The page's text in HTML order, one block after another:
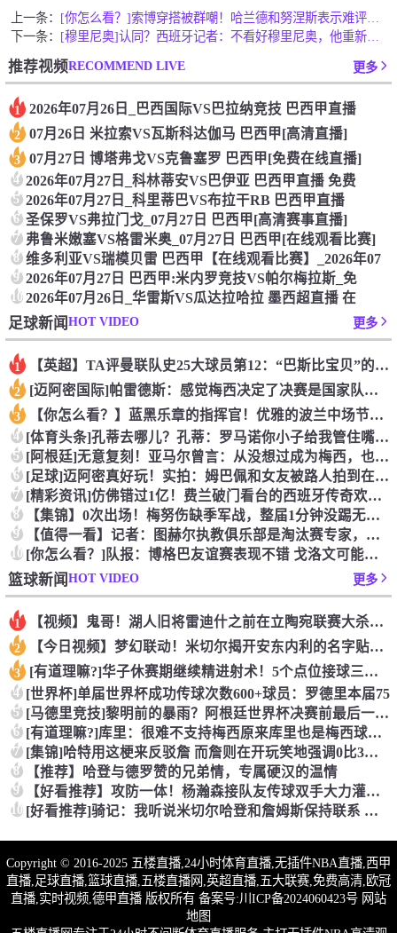
上一条：
[你怎么看？]索博穿搭被群嘲！哈兰德和努涅斯表示难评，埃基蒂
下一条：
[穆里尼奥]认同？西班牙记者：不看好穆里尼奥，他重新执教皇马
推荐视频RECOMMEND LIVE 更多
1 2026年07月26日_巴西国际VS巴拉纳竞技 巴西甲直播
2 07月26日 米拉索VS瓦斯科达伽马 巴西甲[高清直播]
3 07月27日 博塔弗戈VS克鲁塞罗 巴西甲[免费在线直播]
4 2026年07月27日_科林蒂安VS巴伊亚 巴西甲直播 免费
5 2026年07月27日_科里蒂巴VS布拉干RB 巴西甲直播
6 圣保罗VS弗拉门戈_07月27日 巴西甲[高清赛事直播]
7 弗鲁米嫩塞VS格雷米奥_07月27日 巴西甲[在线观看比赛]
8 维多利亚VS瑞模贝雷 巴西甲【在线观看比赛】_2026年07
9 2026年07月27日 巴西甲:米内罗竞技VS帕尔梅拉斯_免
102026年07月26日_华雷斯VS瓜达拉哈拉 墨西超直播 在
足球新闻HOT VIDEO 更多
1 【英超】TA评曼联队史25大球员第12：“巴斯比宝贝”的绝佳
2 [迈阿密国际]帕雷德斯：感觉梅西决定了决赛是国家队最后一战，
3 【你怎么看？】蓝黑乐章的指挥官！优雅的波兰中场节拍器！
4 [体育头条]孔蒂去哪儿？孔蒂：罗马诺你小子给我管住嘴哈！
5 [阿根廷]无意复刻！亚马尔曾言：从没想过成为梅西，也不会穿他
6 [足球]迈阿密真好玩！实拍：姆巴佩和女友被路人拍到在夜店狂欢
7 [精彩资讯]仿佛错过1亿！费兰破门看台的西班牙传奇欢呼，拉莫
8 【集锦】0次出场！梅努伤缺季军战，整届1分钟没踢无缘世界杯首
9 【值得一看】记者：图赫尔执教俱乐部是淘汰赛专家，但在真正压力
10 [你怎么看？]队报：博格巴友谊赛表现不错 戈洛文可能加盟沙特
篮球新闻HOT VIDEO 更多
1 【视频】鬼哥！湖人旧将雷迪什之前在立陶宛联赛大杀四方
2 【今日视频】梦幻联动！米切尔揭开安东内利的名字贴纸！
3 [有道理嘛?]华子休赛期继续精进射术！5个点位接球三分全部命
4 [世界杯]单届世界杯成功传球次数600+球员：罗德里本届75
5 [马德里竞技]黎明前的暴雨？阿根廷世界杯决赛前最后一堂训练课
6 [有道理嘛?]库里：很难不支持梅西原来库里也是梅西球迷！
7 [集锦]哈特用这梗来反驳詹 而詹则在开玩笑地强调0比3和1比
8 【推荐】哈登与德罗赞的兄弟情，专属硬汉的温情
9 【好看推荐】攻防一体！杨瀚森接队友传球双手大力灌篮&防守端再
10 [好看推荐]骑记：我听说米切尔哈登和詹姆斯保持联系 但招募不
Copyright © 2016-2025 五楼直播,24小时体育直播,无插件NBA直播,西甲
直播,足球直播,篮球直播,五楼直播网,英超直播,五大联赛,免费高清,欧冠
直播,实时视频,德甲直播 版权所有 备案号:川ICP备2024060423号 网站
地图